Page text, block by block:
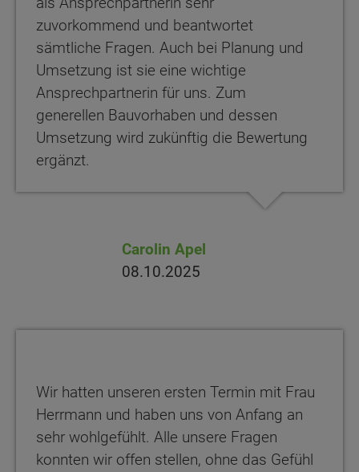
zuvorkommend und beantwortet
sämtliche Fragen. Auch bei Planung und
Umsetzung ist sie eine wichtige
Ansprechpartnerin für uns. Zum
generellen Bauvorhaben und dessen
Umsetzung wird zukünftig die Bewertung
ergänzt.
Carolin Apel
08.10.2025
Wir hatten unseren ersten Termin mit Frau
Herrmann und haben uns von Anfang an
sehr wohlgefühlt. Alle unsere Fragen
konnten wir offen stellen, ohne das Gefühl